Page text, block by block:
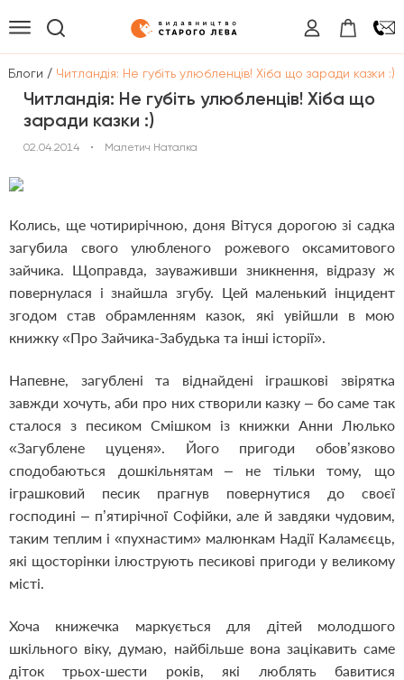
Блоги / Читландія: Не губіть улюбленців! Хіба що заради казки :)
Читландія: Не губіть улюбленців! Хіба що
заради казки :)
02.04.2014 • Малетич Наталка
Колись, ще чотирирічною, доня Вітуся дорогою зі садка
загубила свого улюбленого рожевого оксамитового
зайчика. Щоправда, зауваживши зникнення, відразу ж
повернулася і знайшла згубу. Цей маленький інцидент
згодом став обрамленням казок, які увійшли в мою
книжку «Про Зайчика-Забудька та інші історії».
Напевне, загублені та віднайдені іграшкові звірятка
завжди хочуть, аби про них створили казку – бо саме так
сталося з песиком Смішком із книжки Анни Люлько
«Загублене цуценя». Його пригоди обов’язково
сподобаються дошкільнятам – не тільки тому, що
іграшковий песик прагнув повернутися до своєї
господині – п’ятирічної Софійки, але й завдяки чудовим,
таким теплим і «пухнастим» малюнкам Надії Каламєєць,
які щосторінки ілюструють песикові пригоди у великому
місті.
Хоча книжечка маркується для дітей молодшого
шкільного віку, думаю, найбільше вона зацікавить саме
діток трьох-шести років, які люблять бавитися